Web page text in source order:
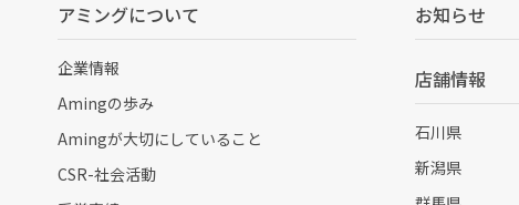
アミングについて
企業情報
Amingの歩み
Amingが大切にしていること
CSR-社会活動
お知らせ
店舗情報
石川県
新潟県